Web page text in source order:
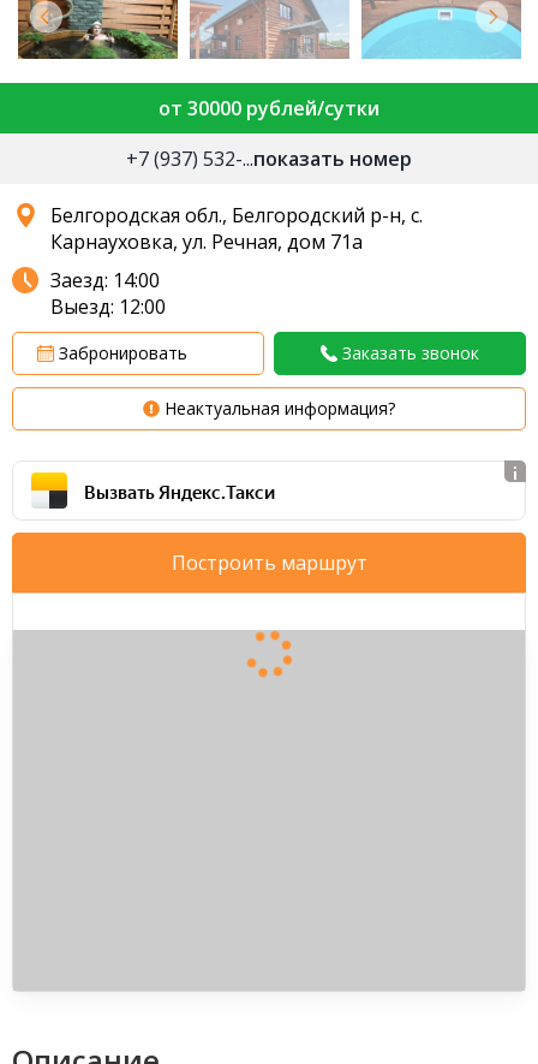
от 30000 рублей/сутки
+7 (937) 532-...показать номер
Белгородская обл., Белгородский р-н, с.
Карнауховка, ул. Речная, дом 71а
Заезд: 14:00
Выезд: 12:00
Забронировать Заказать звонок
Неактуальная информация?
Вызвать Яндекс.Такси
Построить маршрут